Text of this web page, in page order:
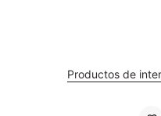
Productos de